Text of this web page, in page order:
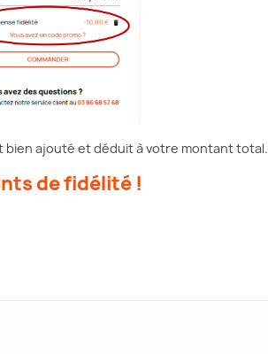
ajouté et déduit à votre montant total.
de fidélité !